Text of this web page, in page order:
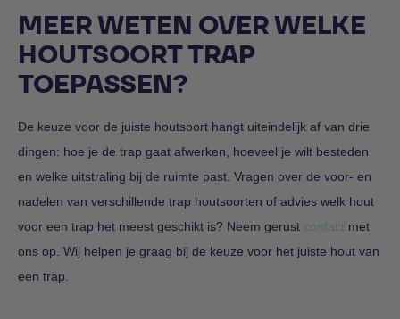
MEER WETEN OVER WELKE
HOUTSOORT TRAP
TOEPASSEN?
De keuze voor de juiste houtsoort hangt uiteindelijk af van drie
dingen: hoe je de trap gaat afwerken, hoeveel je wilt besteden
en welke uitstraling bij de ruimte past. Vragen over de voor- en
nadelen van verschillende trap houtsoorten of advies welk hout
voor een trap het meest geschikt is? Neem gerust contact met
ons op. Wij helpen je graag bij de keuze voor het juiste hout van
een trap.